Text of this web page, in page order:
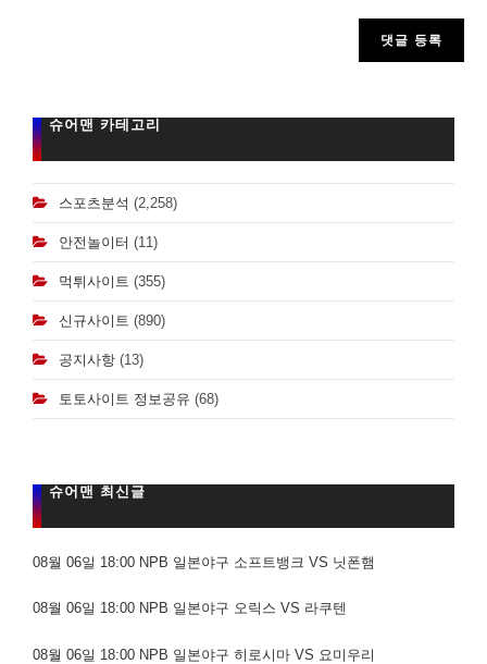
슈어맨 카테고리
스포츠분석 (2,258)
안전놀이터 (11)
먹튀사이트 (355)
신규사이트 (890)
공지사항 (13)
토토사이트 정보공유 (68)
슈어맨 최신글
08월 06일 18:00 NPB 일본야구 소프트뱅크 VS 닛폰햄
08월 06일 18:00 NPB 일본야구 오릭스 VS 라쿠텐
08월 06일 18:00 NPB 일본야구 히로시마 VS 요미우리